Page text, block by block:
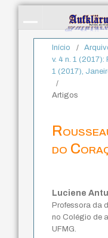
Início /
v. 4 n. 1 (2017):
1 (2017),
/
Artigos
do
Luciene
Professora da
no Colégio de
UFMG.